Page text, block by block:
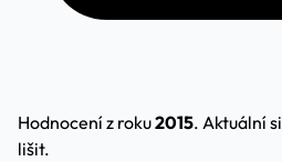
Hodnocení z roku2015. Aktuální
lišit.